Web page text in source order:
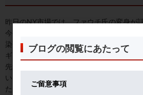
昨日のNY市場では、ファウチ氏の変身が
今や米国で最も信頼されている、この道
染研究センター長。７９歳とは思えない
ギング。
先週までは「第二波が来ると確信してい
い」と警鐘を鳴らし、国民の気の緩みの引
た。
ブログの閲覧にあたって
ご留意事項